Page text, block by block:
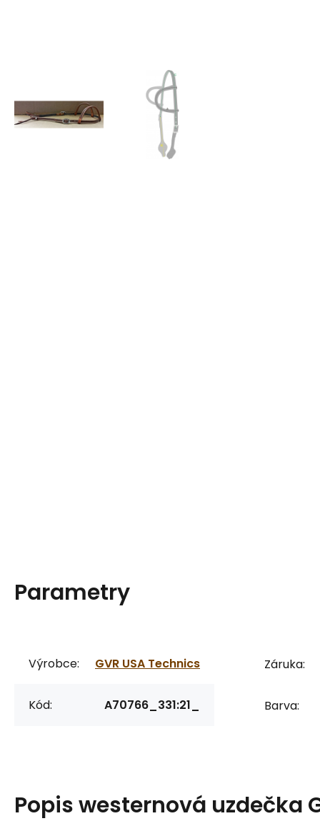
Parametry
Výrobce: GVR USA Technics
Kód: A70766_331:21_
Záruka:
Barva:
Popiswesternová uzdečka